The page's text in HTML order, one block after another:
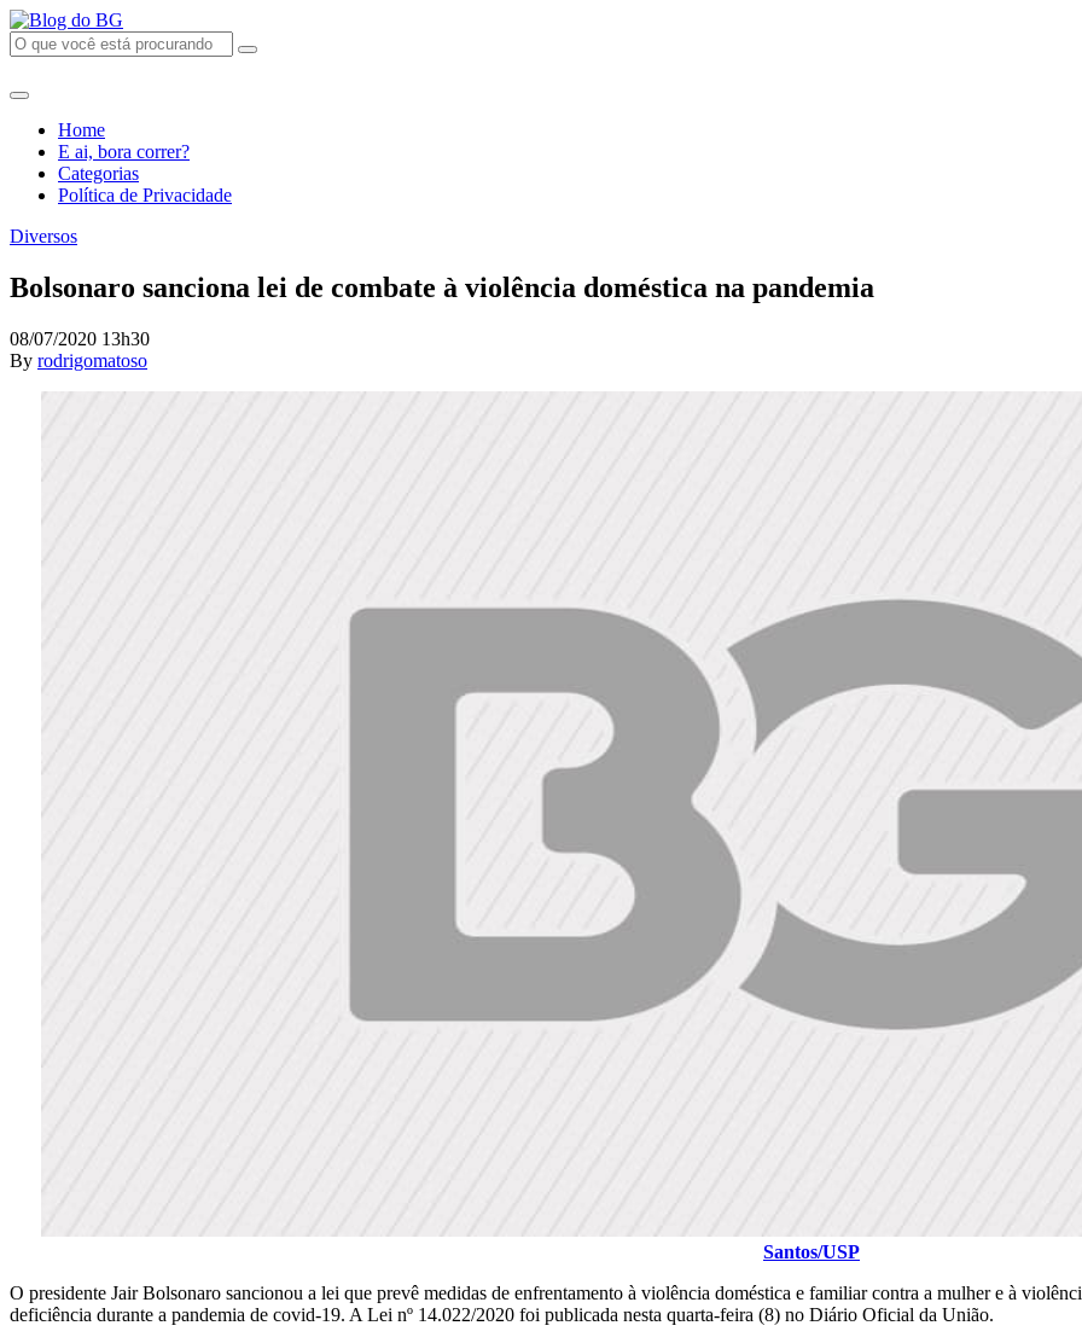
Home
E ai, bora correr?
Categorias
Política de Privacidade
Diversos
Bolsonaro sanciona lei de combate à violência doméstica na pandemia
08/07/2020 13h30
By rodrigomatoso
Santos/USP
O presidente Jair Bolsonaro sancionou a lei que prevê medidas de enfrentamento à violência doméstica e familiar contra a mulher e à
deficiência durante a pandemia de covid-19. A Lei nº 14.022/2020 foi publicada nesta quarta-feira (8) no Diário Oficial da União.